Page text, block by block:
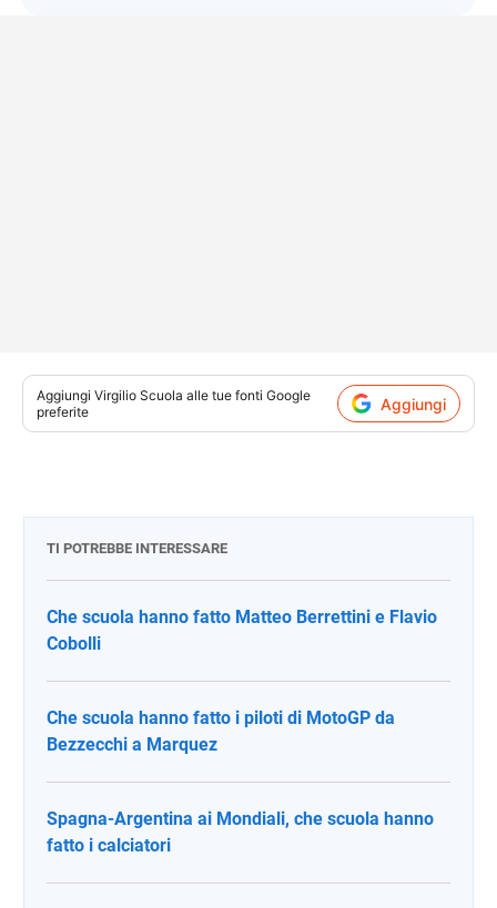
Aggiungi Virgilio Scuola alle tue fonti Google
preferite
Aggiungi
TI POTREBBE INTERESSARE
Che scuola hanno fatto Matteo Berrettini e Flavio
Cobolli
Che scuola hanno fatto i piloti di MotoGP da
Bezzecchi a Marquez
Spagna-Argentina ai Mondiali, che scuola hanno
fatto i calciatori